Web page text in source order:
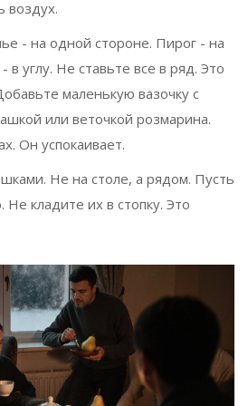
воздух.
- на одной стороне. Пирог - на
углу. Не ставьте все в ряд. Это
маленькую вазочку с
или веточкой розмарина.
Он успокаивает.
Не на столе, а рядом. Пусть
кладите их в стопку. Это